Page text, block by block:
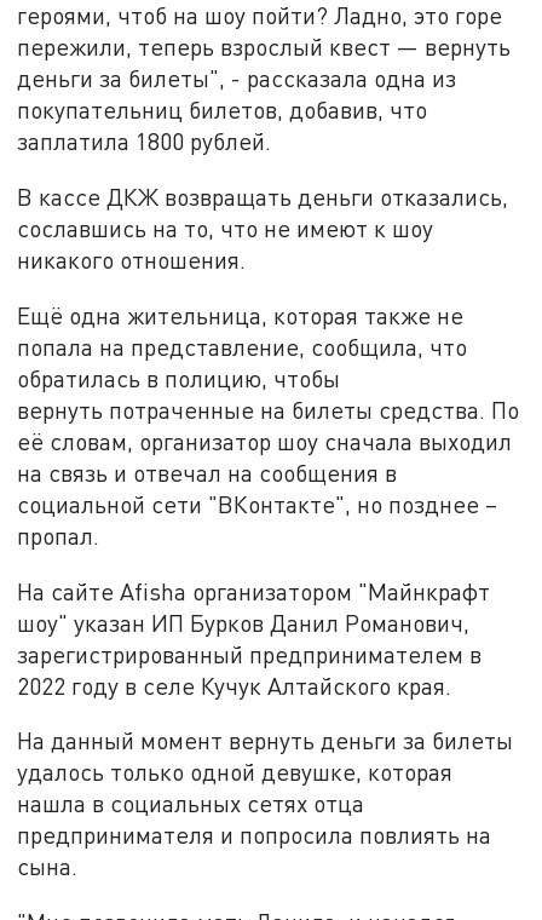
героями, чтоб на шоу пойти? Ладно, это горе
пережили, теперь взрослый квест — вернуть
деньги за билеты", - рассказала одна из
покупательниц билетов, добавив, что
заплатила 1800 рублей.
В кассе ДКЖ возвращать деньги отказались,
сославшись на то, что не имеют к шоу
никакого отношения.
Ещё одна жительница, которая также не
попала на представление, сообщила, что
обратилась в полицию, чтобы
вернуть потраченные на билеты средства. По
её словам, организатор шоу сначала выходил
на связь и отвечал на сообщения в
социальной сети "ВКонтакте", но позднее –
пропал.
На сайте Afisha организатором "Майнкрафт
шоу" указан ИП Бурков Данил Романович,
зарегистрированный предпринимателем в
2022 году в селе Кучук Алтайского края.
На данный момент вернуть деньги за билеты
удалось только одной девушке, которая
нашла в социальных сетях отца
предпринимателя и попросила повлиять на
сына.